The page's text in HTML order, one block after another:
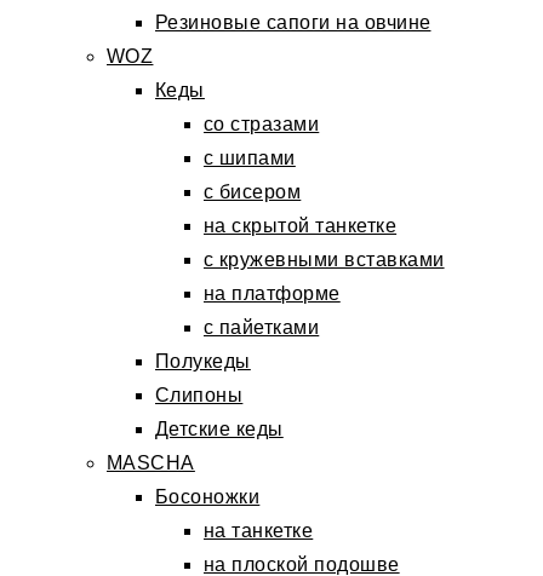
Резиновые сапоги на овчине
WOZ
Кеды
со стразами
с шипами
с бисером
на скрытой танкетке
с кружевными вставками
на платформе
с пайетками
Полукеды
Слипоны
Детские кеды
MASCHA
Босоножки
на танкетке
на плоской подошве